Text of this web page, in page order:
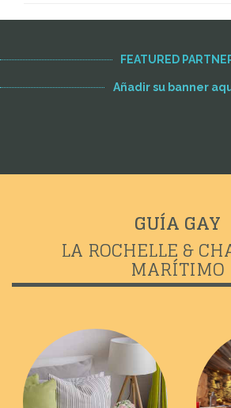
FEATURED
Añadir su banner
GUÍA GAY
LA ROCHELLE &
MARÍTIMO